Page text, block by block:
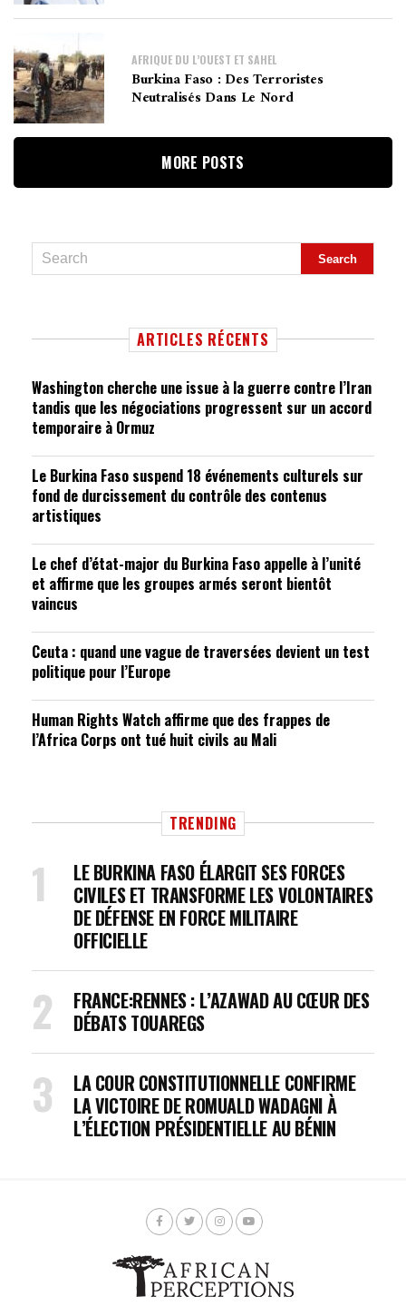
AFRIQUE DU L’OUEST ET SAHEL
Burkina Faso : Des Terroristes
Neutralisés Dans Le Nord
MORE POSTS
ARTICLES RÉCENTS
Washington cherche une issue à la guerre contre l’Iran
tandis que les négociations progressent sur un accord
temporaire à Ormuz
Le Burkina Faso suspend 18 événements culturels sur
fond de durcissement du contrôle des contenus
artistiques
Le chef d’état-major du Burkina Faso appelle à l’unité
et affirme que les groupes armés seront bientôt
vaincus
Ceuta : quand une vague de traversées devient un test
politique pour l’Europe
Human Rights Watch affirme que des frappes de
l’Africa Corps ont tué huit civils au Mali
TRENDING
LE BURKINA FASO ÉLARGIT SES FORCES
CIVILES ET TRANSFORME LES VOLONTAIRES
DE DÉFENSE EN FORCE MILITAIRE
OFFICIELLE
FRANCE:RENNES : L’AZAWAD AU CŒUR DES
DÉBATS TOUAREGS
LA COUR CONSTITUTIONNELLE CONFIRME
LA VICTOIRE DE ROMUALD WADAGNI À
L’ÉLECTION PRÉSIDENTIELLE AU BÉNIN